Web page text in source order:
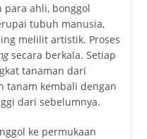
para ahli, bonggol
tubuh manusia,
melilit artistik. Proses
secara berkala. Setiap
tanaman dari
tanam kembali dengan
dari sebelumnya.
ke permukaan